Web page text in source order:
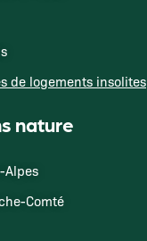
de logements insolites
nature
Alpes
Comté